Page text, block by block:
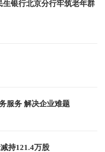
银行北京分行牢筑老年群
服务 解决企业难题
持121.4万股